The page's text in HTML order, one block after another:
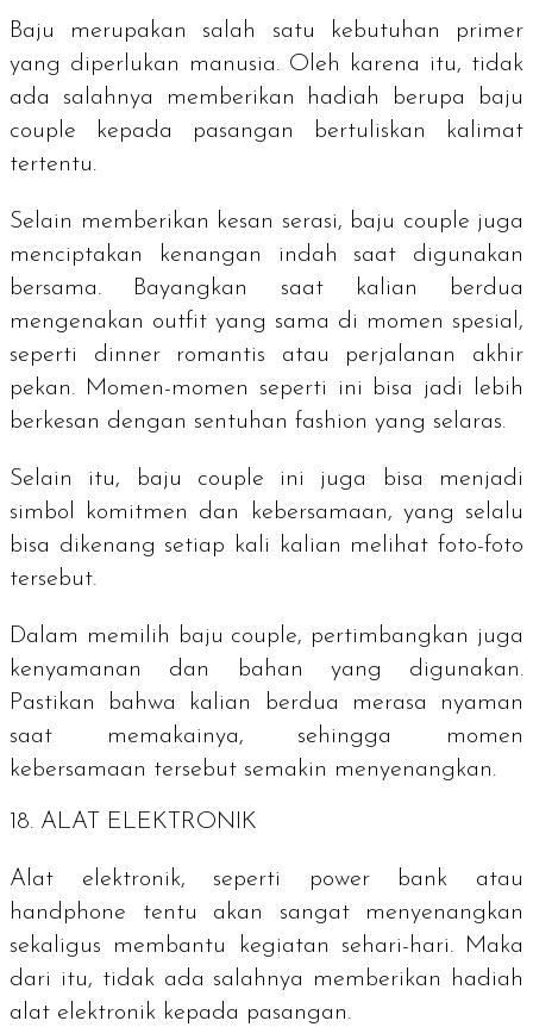
Baju merupakan salah satu kebutuhan primer
yang diperlukan manusia. Oleh karena itu, tidak
ada salahnya memberikan hadiah berupa baju
couple kepada pasangan bertuliskan kalimat
tertentu.
Selain memberikan kesan serasi, baju couple juga
menciptakan kenangan indah saat digunakan
bersama. Bayangkan saat kalian berdua
mengenakan outfit yang sama di momen spesial,
seperti dinner romantis atau perjalanan akhir
pekan. Momen-momen seperti ini bisa jadi lebih
berkesan dengan sentuhan fashion yang selaras.
Selain itu, baju couple ini juga bisa menjadi
simbol komitmen dan kebersamaan, yang selalu
bisa dikenang setiap kali kalian melihat foto-foto
tersebut.
Dalam memilih baju couple, pertimbangkan juga
kenyamanan dan bahan yang digunakan.
Pastikan bahwa kalian berdua merasa nyaman
saat memakainya, sehingga momen
kebersamaan tersebut semakin menyenangkan.
18. ALAT ELEKTRONIK
Alat elektronik, seperti power bank atau
handphone tentu akan sangat menyenangkan
sekaligus membantu kegiatan sehari-hari. Maka
dari itu, tidak ada salahnya memberikan hadiah
alat elektronik kepada pasangan.